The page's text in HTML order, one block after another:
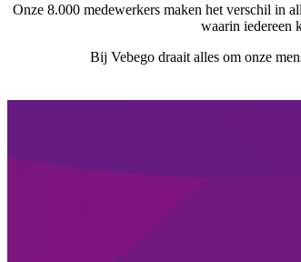
Onze 8.000 medewerkers maken het verschil in
waarin iedereen
Bij Vebego draait alles om onze